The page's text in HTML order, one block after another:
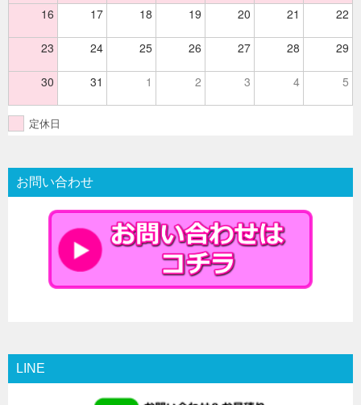
16 17 18 19 20 21 22
23 24 25 26 27 28 29
30 31 1 2 3 4 5
定休日
お問い合わせ
LINE